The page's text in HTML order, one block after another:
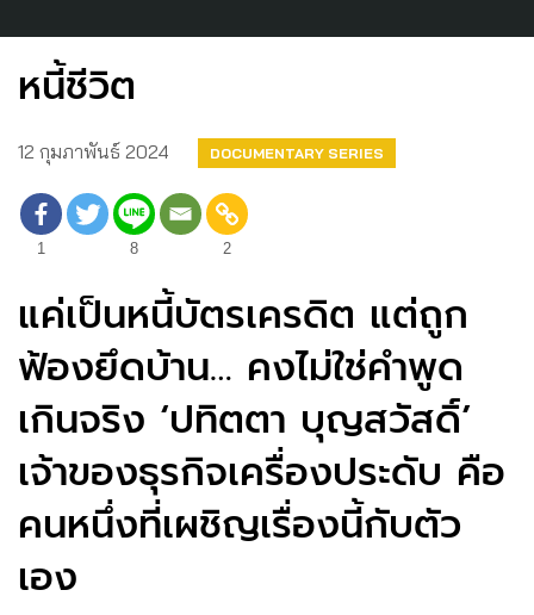
หนี้ชีวิต
12 กุมภาพันธ์ 2024 DOCUMENTARY SERIES
1 8 2
แค่เป็นหนี้บัตรเครดิต แต่ถูก
ฟ้องยึดบ้าน… คงไม่ใช่คำพูด
เกินจริง ‘ปทิตตา บุญสวัสดิ์’
เจ้าของธุรกิจเครื่องประดับ คือ
คนหนึ่งที่เผชิญเรื่องนี้กับตัว
เอง